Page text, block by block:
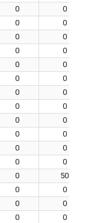
0
0
0
0
0
0
0
0
0
0
0
0
0
0
0
0
0
0
0
0
0
0
0
0
0
50
0
0
0
0
0
0